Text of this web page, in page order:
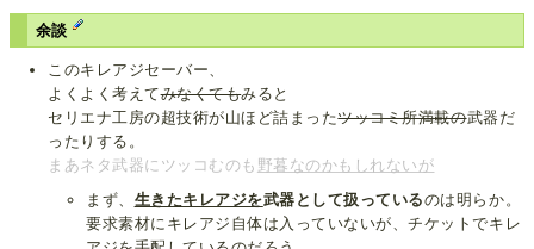
余談
このキレアジセーバー、
よくよく考えてみなくてもみると
セリエナ工房の超技術が山ほど詰まったツッコミ所満載の武器だ
ったりする。
まあネタ武器にツッコむのも 野暮なのかもしれないが
まず、 生きたキレアジを武器として扱っているのは明らか。
要求素材にキレアジ自体は入っていないが、チケットでキレ